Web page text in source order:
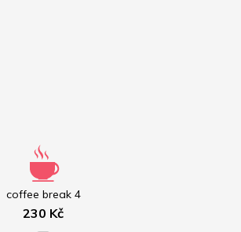
coffee break 4
230 Kč